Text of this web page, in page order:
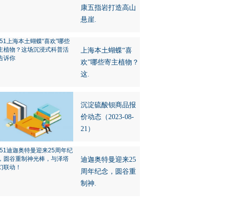
康五指岩打造高山
悬崖.
上海本土蝴蝶“喜
欢”哪些寄主植物？
这.
沉淀硫酸钡商品报
价动态（2023-08-
21）
迪迦奥特曼迎来25
周年纪念，圆谷重
制神.